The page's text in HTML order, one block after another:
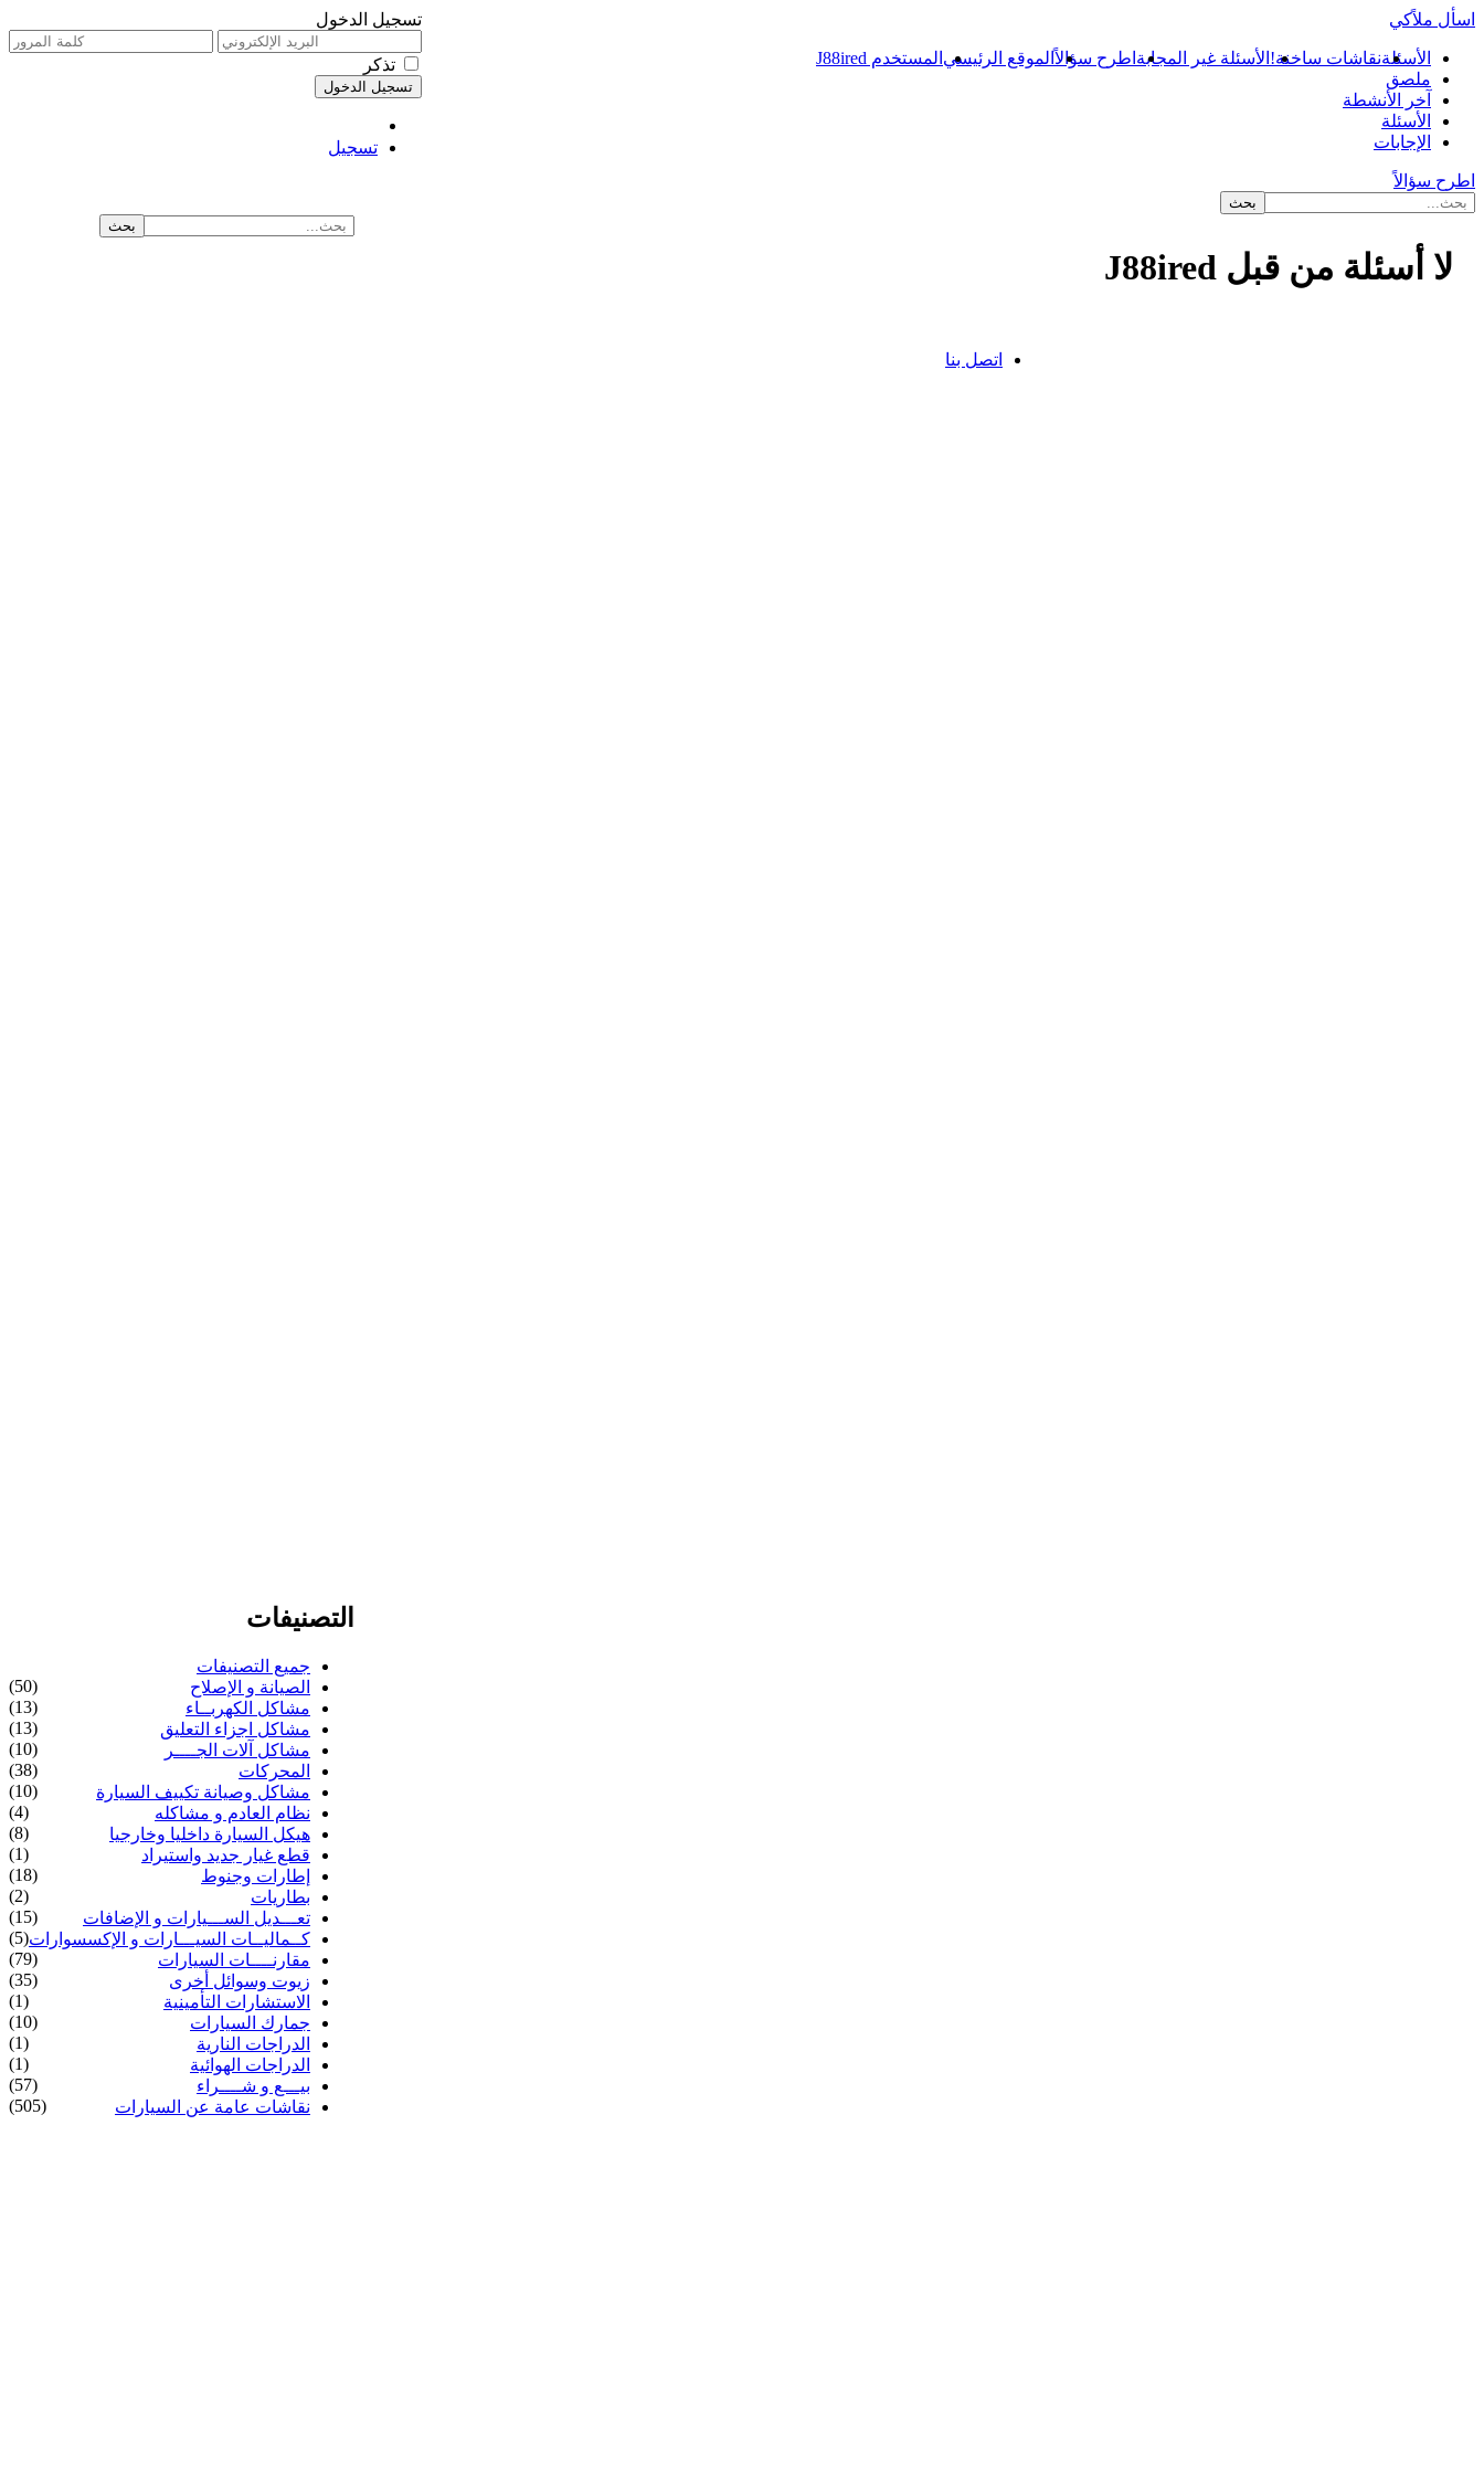
تسجيل الدخول
تذكر
تسجيل
اسأل ملاًكي
الأسئلةنقاشات ساخنة! الأسئلة غير المجابة اطرح سؤالاًالموقع الرئيسي المستخدم J88ired
ملصق
آخر الأنشطة
الأسئلة
الإجابات
اطرح سؤالاً
لا أسئلة من قبل J88ired
التصنيفات
جميع التصنيفات
الصيانة و الإصلاح
(50)
مشاكل الكهربــاء
(13)
مشاكل اجزاء التعليق
(13)
مشاكل آلات الجــــر
(10)
المحركات
(38)
مشاكل وصيانة تكييف السيارة
(10)
نظام العادم و مشاكله
(4)
هيكل السيارة داخليا وخارجيا
(8)
قطع غيار جديد واستيراد
(1)
إطارات وجنوط
(18)
بطاريات
(2)
تعـــديل الســـيارات و الإضافات
(15)
كــماليــات السيـــارات و الإكسسوارات(5)
مقارنــــات السيارات
(79)
زيوت وسوائل أخرى
(35)
الاستشارات التأمينية
(1)
جمارك السيارات
(10)
الدراجات النارية
(1)
الدراجات الهوائية
(1)
بيـــع و شــــراء
(57)
نقاشات عامة عن السيارات
(505)
اتصل بنا